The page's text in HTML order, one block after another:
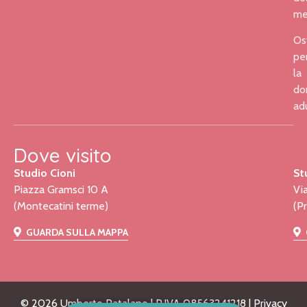
la
Dove visito
Studio Cioni
Piazza Gramsci 10 A
(Montecatini terme)
GUARDA SULLA MAPPA
© 2026 Umberto Patalano | P.IVA 08563241218 | Privacy